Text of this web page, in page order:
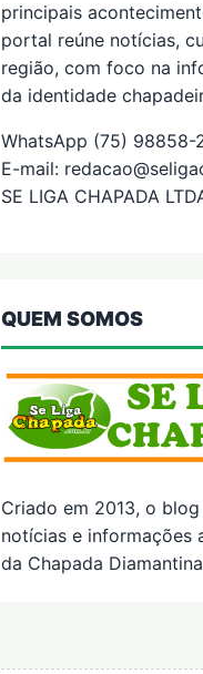
principais
portal reúne notícias,
região, com foco na
da identidade
WhatsApp (75) 98858-
E-mail:
SE LIGA CHAPADA
QUEM SOMOS
Criado em 2013, o
notícias e informações
da Chapada